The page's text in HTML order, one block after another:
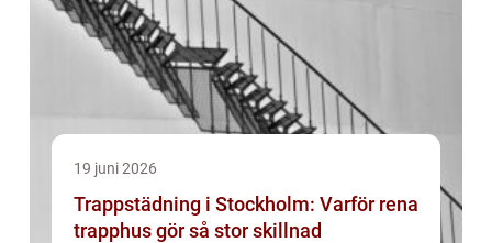
19 juni 2026
Trappstädning i Stockholm: Varför rena
trapphus gör så stor skillnad